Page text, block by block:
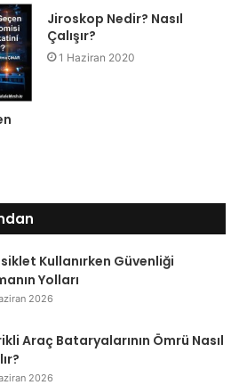
Jiroskop Nedir? Nasıl
Çalışır?
1 Haziran 2020
Kullanırken Güvenliği
Yolları
2026
Araç Bataryalarının Ömrü Nasıl
2026